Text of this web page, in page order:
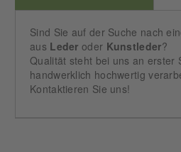
Sind Sie auf der Suche nach
aus Lederoder Kunstleder?
Qualität steht bei uns an
handwerklich hochwertig
Kontaktieren Sie uns!